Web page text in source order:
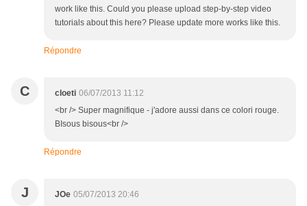
work like this. Could you please upload step-by-step video
tutorials about this here? Please update more works like this.
Répondre
C cloeti 06/07/2013 11:12
<br /> Super magnifique - j'adore aussi dans ce colori rouge.
BIsous bisous<br />
Répondre
J JOe 05/07/2013 20:46